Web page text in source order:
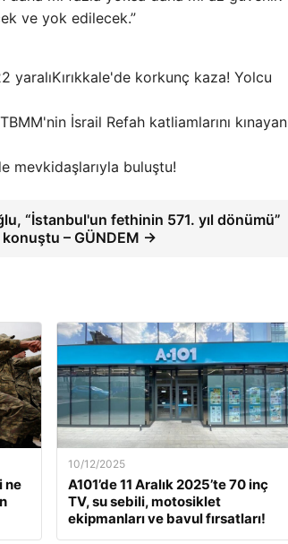
ve yok edilecek.”
Kırıkkale'de korkunç kaza! Yolcu
TBMM'nin İsrail Refah katliamlarını kınayan
mevkidaşlarıyla buluştu!
“İstanbul'un fethinin 571. yıl dönümü”
– GÜNDEM →
ne
10/12/2025
A101’de 11 Aralık 2025’te 70 inç
TV, su sebili, motosiklet
ekipmanları ve bavul fırsatları!